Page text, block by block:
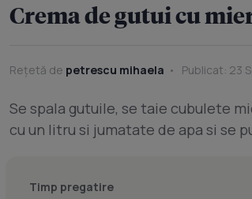
Crema de gutui cu
Rețetă de petrescu mihaela Publicat: 23
Se spala gutuile, se taie cubulete
cu un litru si jumatate de apa si se
Timp pregatire